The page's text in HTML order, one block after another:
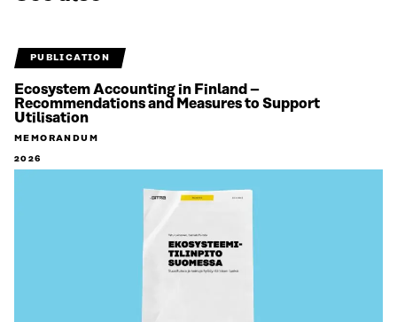
PUBLICATION
Ecosystem Accounting in Finland –
Recommendations and Measures to Support
Utilisation
MEMORANDUM
2026